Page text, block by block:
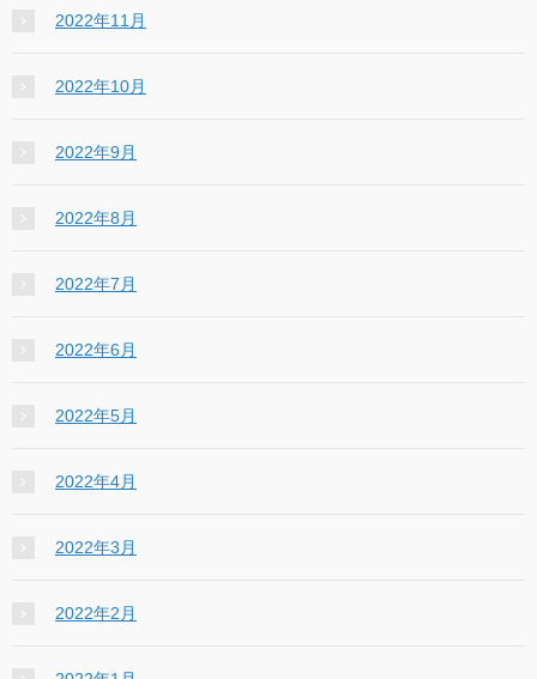
2022年11月
2022年10月
2022年9月
2022年8月
2022年7月
2022年6月
2022年5月
2022年4月
2022年3月
2022年2月